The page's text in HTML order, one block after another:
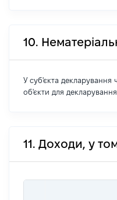
10.
У суб'єкта декларування
об'єкти для
11. Доходи, у